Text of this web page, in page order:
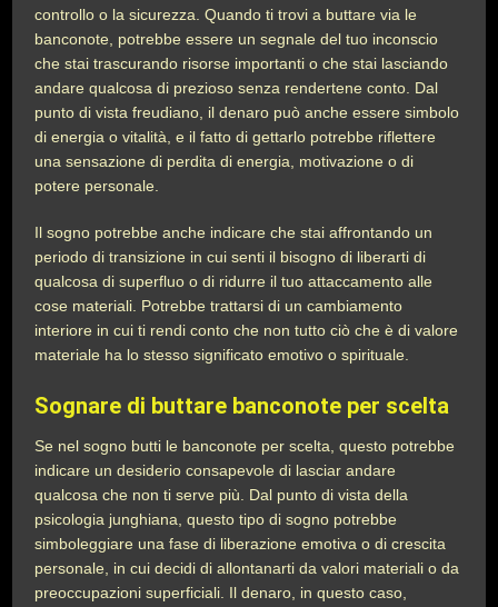
controllo o la sicurezza. Quando ti trovi a buttare via le
banconote, potrebbe essere un segnale del tuo inconscio
che stai trascurando risorse importanti o che stai lasciando
andare qualcosa di prezioso senza rendertene conto. Dal
punto di vista freudiano, il denaro può anche essere simbolo
di energia o vitalità, e il fatto di gettarlo potrebbe riflettere
una sensazione di perdita di energia, motivazione o di
potere personale.
Il sogno potrebbe anche indicare che stai affrontando un
periodo di transizione in cui senti il bisogno di liberarti di
qualcosa di superfluo o di ridurre il tuo attaccamento alle
cose materiali. Potrebbe trattarsi di un cambiamento
interiore in cui ti rendi conto che non tutto ciò che è di valore
materiale ha lo stesso significato emotivo o spirituale.
Sognare di buttare banconote per scelta
Se nel sogno butti le banconote per scelta, questo potrebbe
indicare un desiderio consapevole di lasciar andare
qualcosa che non ti serve più. Dal punto di vista della
psicologia junghiana, questo tipo di sogno potrebbe
simboleggiare una fase di liberazione emotiva o di crescita
personale, in cui decidi di allontanarti da valori materiali o da
preoccupazioni superficiali. Il denaro, in questo caso,